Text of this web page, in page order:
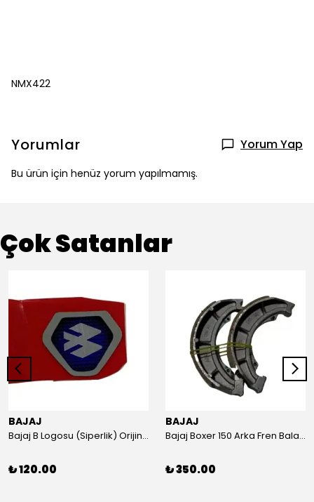
NMX422
Yorumlar Yorum Yap
Bu ürün için henüz yorum yapılmamış.
Çok Satanlar
BAJAJ
Bajaj B Logosu (Siperlik) Orijinal
₺ 120.00
BAJAJ
Bajaj Boxer 150 Arka Fren Balatası Orijinal
₺ 350.00